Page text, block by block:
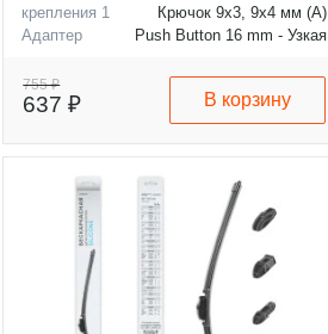
крепления 1
Крючок 9x3, 9x4 мм (A)
Адаптер
Push Button 16 mm - Узкая
755 ₽
637 ₽ В корзину